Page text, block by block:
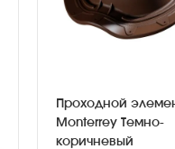
Проходной
Monterrey Темно-
коричневый